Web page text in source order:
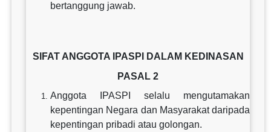
bertanggung jawab.
SIFAT ANGGOTA IPASPI DALAM KEDINASAN
PASAL 2
Anggota IPASPI selalu mengutamakan
kepentingan Negara dan Masyarakat daripada
kepentingan pribadi atau golongan.